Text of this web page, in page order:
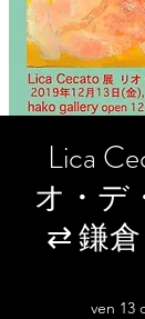
Lica
オ・デ
⇄ 鎌
ven 13